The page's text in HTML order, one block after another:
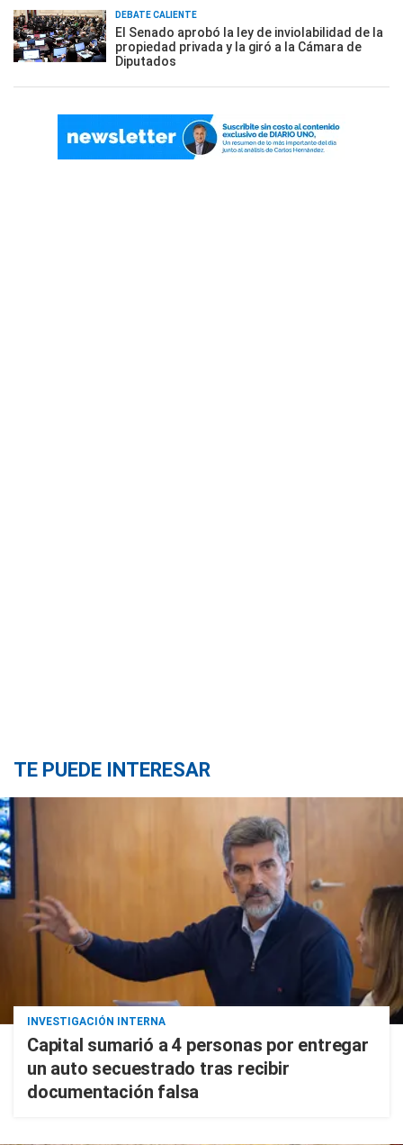
DEBATE CALIENTE
El Senado aprobó la ley de inviolabilidad de la
propiedad privada y la giró a la Cámara de
Diputados
TE PUEDE INTERESAR
INVESTIGACIÓN INTERNA
Capital sumarió a 4 personas por entregar
un auto secuestrado tras recibir
documentación falsa